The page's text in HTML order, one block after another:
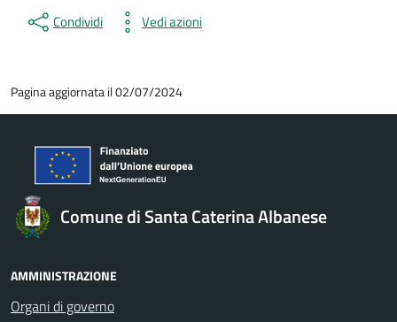
Condividi Vedi azioni
Pagina aggiornata il 02/07/2024
Comune di Santa Caterina Albanese
AMMINISTRAZIONE
Organi di governo